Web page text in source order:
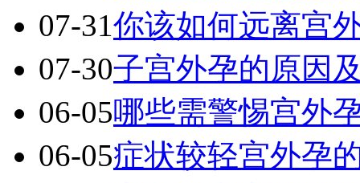
07-31你该如何远离宫
07-30子宫外孕的原因
06-05哪些需警惕宫外
06-05症状较轻宫外孕